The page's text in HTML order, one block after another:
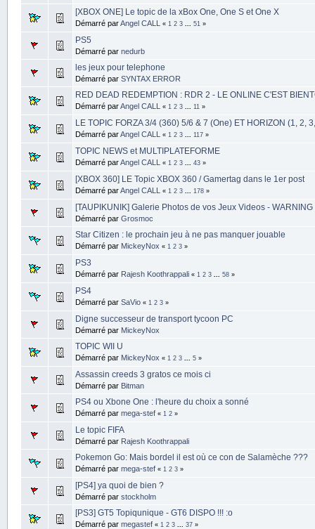
[XBOX ONE] Le topic de la xBox One, One S et One X
Démarré parAngel CALL « 1 2 3 51 »
PS5
Démarré par nedurb
les jeux pour telephone
Démarré par SYNTAX ERROR
RED DEAD REDEMPTION : RDR 2 - LE ONLINE C'EST
Démarré parAngel CALL « 1 2 3 11 »
LE TOPIC FORZA 3/4 (360) 5/6 & 7 (One) ET HORIZON (1, 2,
Démarré parAngel CALL « 1 2 3 117»
TOPIC NEWS et MULTIPLATEFORME
Démarré parAngel CALL « 1 2 3 43»
[XBOX 360] LE Topic XBOX 360 / Gamertag dans le 1er post
Démarré parAngel CALL « 1 2 3 178»
[TAUPIKUNIK] Galerie Photos de vos Jeux Videos - WARNING
Démarré par Grosmoc
Star Citizen : le prochain jeu à ne pas manquer jouable
Démarré par MickeyNox « 1 2 3»
PS3
Démarré par Rajesh Koothrappali « 1 2 3 58»
PS4
Démarré par SaVio « 1 2 3»
Digne successeur de transport tycoon PC
Démarré par MickeyNox
TOPIC WII U
Démarré par MickeyNox « 1 2 3 5»
Assassin creeds 3 gratos ce mois ci
Démarré par Bitman
PS4 ou Xbone One : l'heure du choix a sonné
Démarré par mega-stef « 1 2»
Le topic FIFA
Démarré par Rajesh Koothrappali
Pokemon Go: Mais bordel il est où ce con de Salamèche ???
Démarré par mega-stef « 1 2 3»
[PS4] ya quoi de bien ?
Démarré par stockholm
[PS3] GT5 Topiqunique - GT6 DISPO !!! :o
Démarré par megastef « 1 2 3 37»